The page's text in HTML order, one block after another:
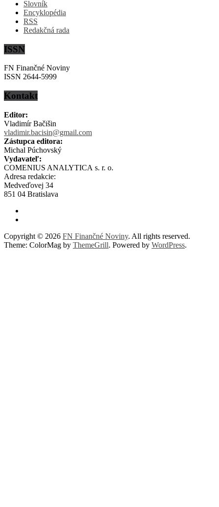
Slovník
Encyklopédia
RSS
Redakčná rada
ISSN
FN Finančné Noviny
ISSN 2644-5999
Kontakt
Editor:
Vladimír Bačišin
vladimir.bacisin@gmail.com
Zástupca editora:
Michal Púchovský
Vydavateľ:
COMENIUS ANALYTICA s. r. o.
Adresa redakcie:
Medveďovej 34
851 04 Bratislava
Copyright © 2026 FN Finančné Noviny. All rights reserved.
Theme: ColorMag by ThemeGrill. Powered by WordPress.